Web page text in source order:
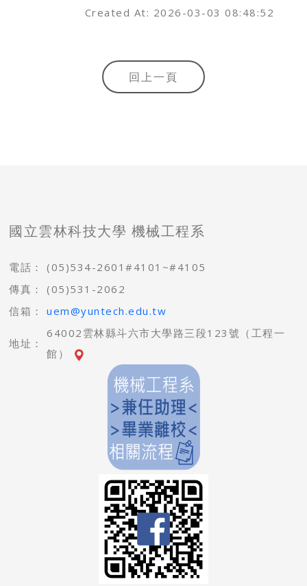
Created At: 2026-03-03 08:48:52
回上一頁
國立雲林科技大學 機械工程系
電話：
(05)534-2601#4101~#4105
傳真：
(05)531-2062
信箱：
uem@yuntech.edu.tw
地址：
64002雲林縣斗六市大學路三段123號（工程一
館）